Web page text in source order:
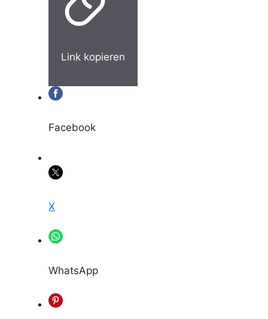
Link kopieren
Facebook
X
WhatsApp